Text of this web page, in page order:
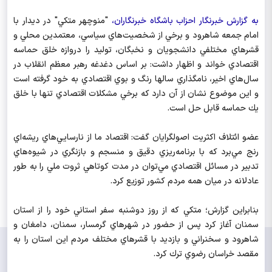
به گزارش خبرنگار احزاب باشگاه خبرنگاران، "منوچهر متكي" در ديدار با
امام جمعه شاهرود و برخي از شخصيت‌هاي سياسي، معتمدين محلي و
قشرهاي مختلفي دانشجويان و نخبگان، توليد را دروازه خلق حماسه
اقتصادي خواند و اظهار داشت: بر اساس دغدغه‌ رهبر معظم انقلاب در
سال‌هاي اخير، نامگذاري سالها رنگ و بوي اقتصادي به خود گرفته است
و اين موضوع نشان از آن دارد که برخي مشكلات اقتصادي تنها با خلق
يك حماسه قابل حل است.
عضو ائتلاف اكثريت اصولگرايان گفت: اقتصاد ما از نارسايي‌هاي ريشه‌اي
رنج مي‌برد كه با برنامه‌ريزي دقيق و منسجم و بازنگري در شيوه‌هاي
تدبير در مسائل اقتصادي مي‌توان در مدت كوتاهي ثروت ملي را به طور
عادلانه در ميان همه مردم كشور توزيع کرد.
بنابراين گزارش؛ متكي كه از روز دوشنبه سفر استاني خود را از استان
سمنان آغاز كرد پس از حضور در شهرهاي گرمسار، سمنان، دامغان و
شاهرود و سخنراني و بازديد با قشرهاي مختلف مردم اين استان را به
مقصد خراسان رضوي ترك كرد.